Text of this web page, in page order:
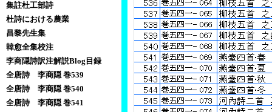
集註杜工部詩
杜詩における農業
昌黎先生集
韓愈全集校注
李商隠詩訳注解説Blog目録
全唐詩 李商隠 巻539
全唐詩 李商隠 巻540
全唐詩 李商隠 巻541